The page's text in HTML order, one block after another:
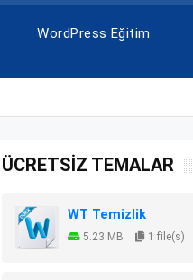
WordPress Eğitim
ÜCRETSİZ TEMALAR
WT Temizlik
5.23 MB 1 file(s)